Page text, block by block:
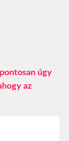
úgy
az